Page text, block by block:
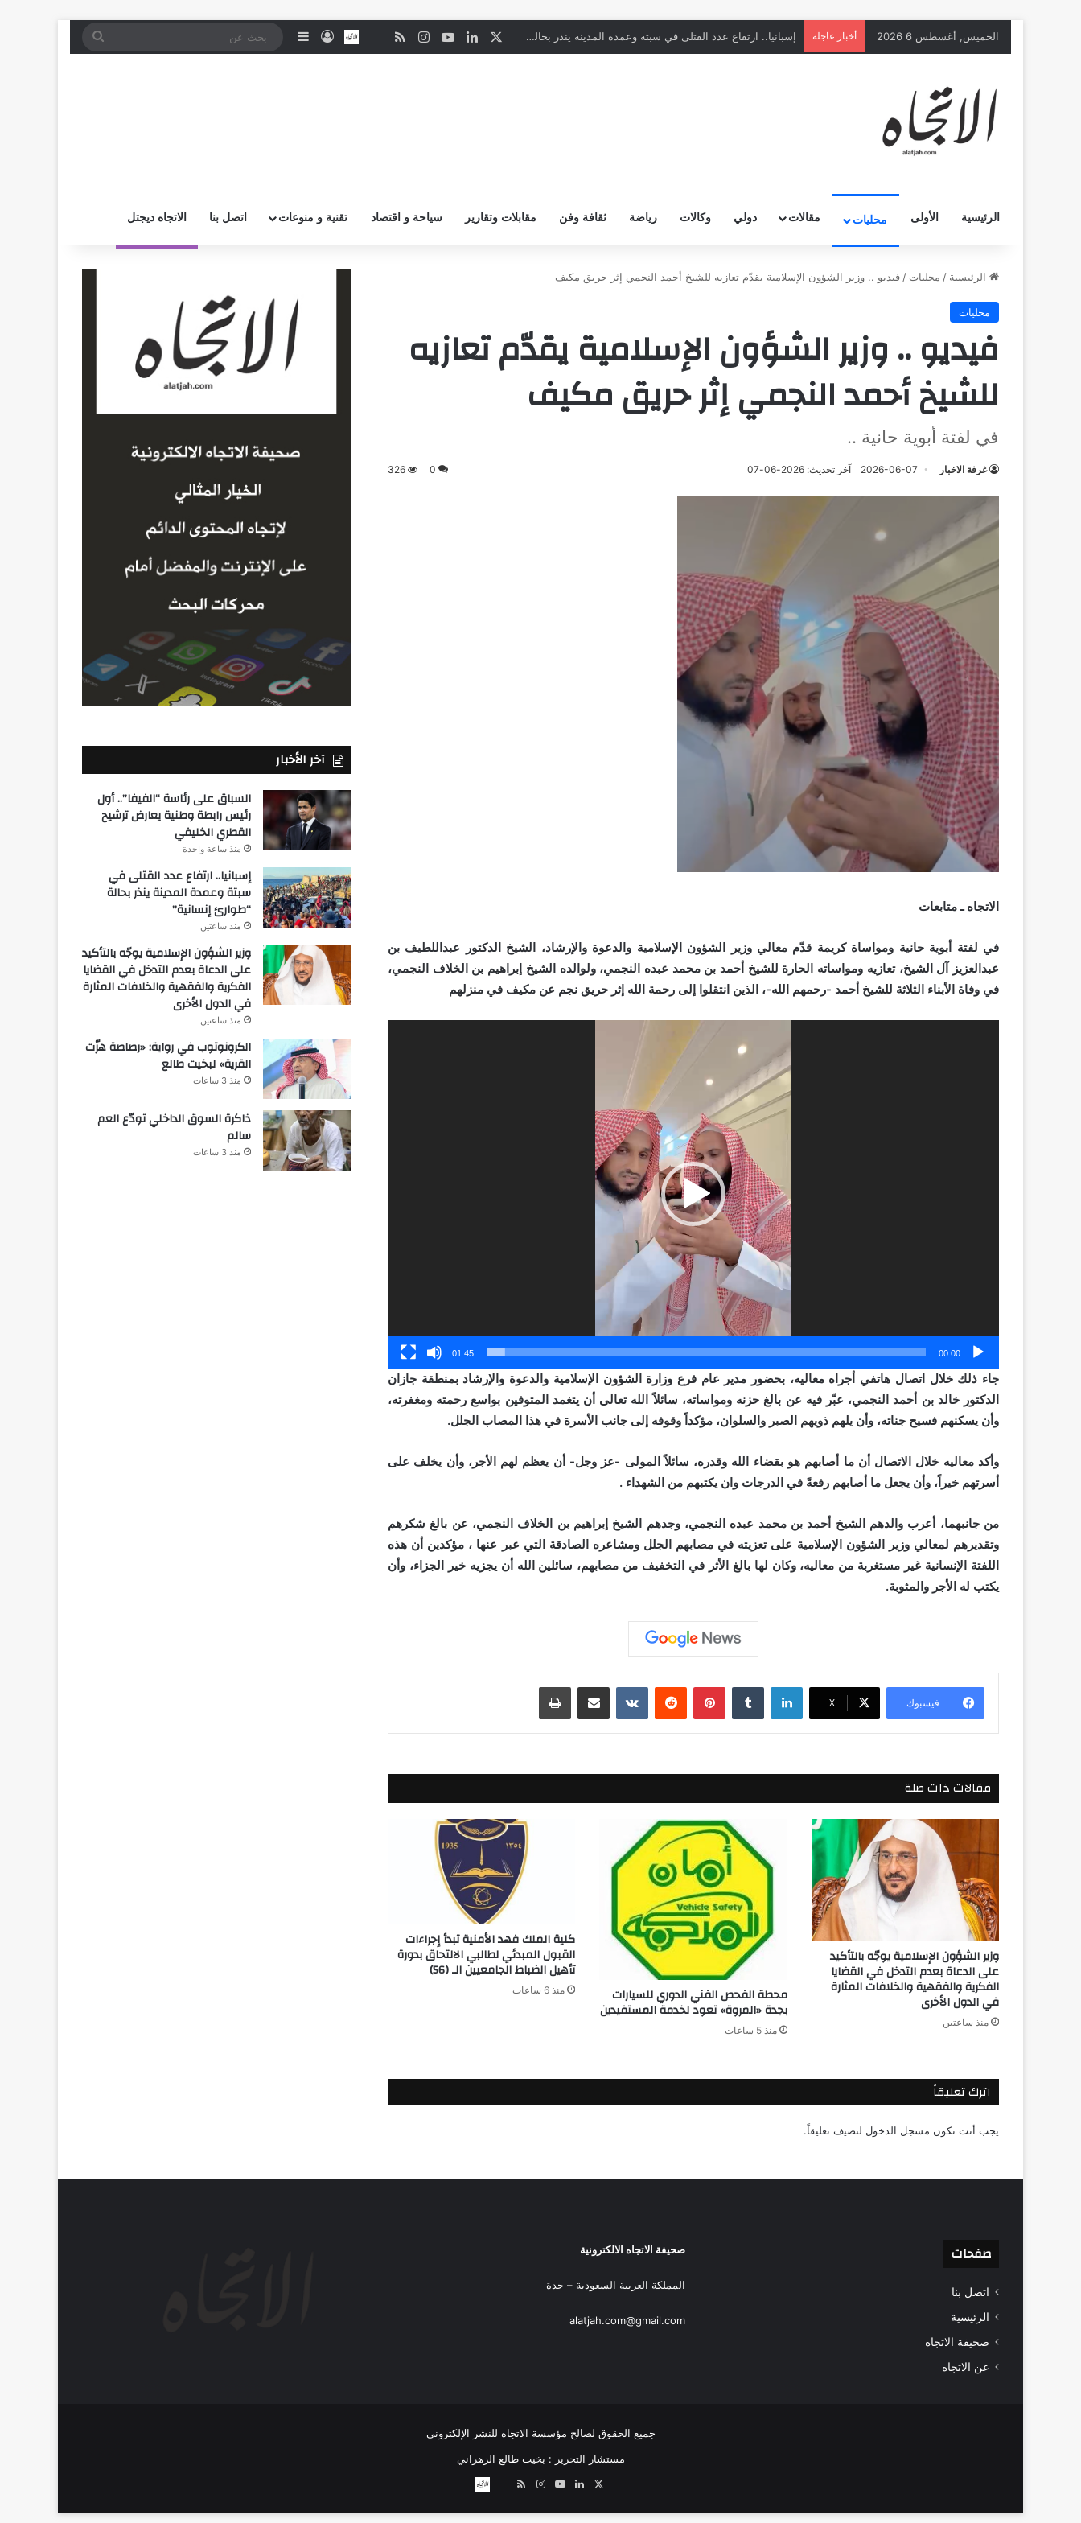
الخميس, أغسطس 6 2026 أخبار عاجلة إسبانيا.. ارتفاع عدد القتلى في سبتة وعمدة المدينة ينذر بحالة “طوارئ إنسانية” لينكدإن‫YouTube
انستقرامملخص الموقع RSS
نبض اتصل بــنـا
تسجيل الدخول
إضافة عمود جانبي
بحث
الرئيسية الأولى محليات مقالات دولي وكالات رياضة ثقافة وفن مقابلات وتقارير سياحة و اقتصاد تقنية و منوعات اتصل بنا الاتجاه ديجتل
الرئيسية / محليات / فيديو .. وزير الشؤون الإسلامية يقدّم تعازيه للشيخ أحمد النجمي إثر حريق مكيف
محليات
فيديو .. وزير الشؤون الإسلامية يقدّم تعازيه
للشيخ أحمد النجمي إثر حريق مكيف
في لفتة أبوية حانية ..
غرفة الاخبار 2026-06-07 آخر تحديث: 2026-06-07 0
326
الاتجاه ـ متابعات
في لفتة أبوية حانية ومواساة كريمة قدّم معالي وزير الشؤون الإسلامية والدعوة والإرشاد، الشيخ الدكتور عبداللطيف بن
عبدالعزيز آل الشيخ، تعازيه ومواساته الحارة للشيخ أحمد بن محمد عبده النجمي، ولوالده الشيخ إبراهيم بن الخلاف النجمي،
في وفاة الأبناء الثلاثة للشيخ أحمد -رحمهم الله-، الذين انتقلوا إلى رحمة الله إثر حريق نجم عن مكيف في منزلهم
00:00
01:45
جاء ذلك خلال اتصال هاتفي أجراه معاليه، بحضور مدير عام فرع وزارة الشؤون الإسلامية والدعوة والإرشاد بمنطقة جازان
الدكتور خالد بن أحمد النجمي، عبّر فيه عن بالغ حزنه ومواساته، سائلاً الله تعالى أن يتغمد المتوفين بواسع رحمته ومغفرته،
وأن يسكنهم فسيح جناته، وأن يلهم ذويهم الصبر والسلوان، مؤكداً وقوفه إلى جانب الأسرة في هذا المصاب الجلل.
وأكد معاليه خلال الاتصال أن ما أصابهم هو بقضاء الله وقدره، سائلاً المولى -عز وجل- أن يعظم لهم الأجر، وأن يخلف على
أسرتهم خيراً، وأن يجعل ما أصابهم رفعةً في الدرجات وان يكتبهم من الشهداء .
من جانبهما، أعرب والدهم الشيخ أحمد بن محمد عبده النجمي، وجدهم الشيخ إبراهيم بن الخلاف النجمي، عن بالغ شكرهم
وتقديرهم لمعالي وزير الشؤون الإسلامية على تعزيته في مصابهم الجلل ومشاعره الصادقة التي عبر عنها ، مؤكدين أن هذه
اللفتة الإنسانية غير مستغربة من معاليه، وكان لها بالغ الأثر في التخفيف من مصابهم، سائلين الله أن يجزيه خير الجزاء، وأن
يكتب له الأجر والمثوبة.
فيسبوك ‫X
لينكدإن بينتيريست مشاركة عبر البريد طباعة
مقالات ذات صلة
وزير الشؤون الإسلامية يوجّه بالتأكيد
على الدعاة بعدم التدخل في القضايا
الفكرية والفقهية والخلافات المثارة
في الدول الأخرى
منذ ساعتين
محطة الفحص الفني الدوري للسيارات
بجدة «المروة» تعود لخدمة المستفيدين
منذ 5 ساعات
كلية الملك فهد الأمنية تبدأ إجراءات
القبول المبدئي لطالبي الالتحاق بدورة
تأهيل الضباط الجامعيين الـ (56)
منذ 6 ساعات
اترك تعليقاً
يجب أنت تكون مسجل الدخول لتضيف تعليقاً.
آخر الأخبار
السباق على رئاسة “الفيفا”.. أول
رئيس رابطة وطنية يعارض ترشيح
القطري الخليفي
منذ ساعة واحدة
إسبانيا.. ارتفاع عدد القتلى في
سبتة وعمدة المدينة ينذر بحالة
“طوارئ إنسانية”
منذ ساعتين
وزير الشؤون الإسلامية يوجّه بالتأكيد
على الدعاة بعدم التدخل في القضايا
الفكرية والفقهية والخلافات المثارة
في الدول الأخرى
منذ ساعتين
الكرونوتوب في رواية: «رصاصة هزّت
القرية» لبخيت طالع
منذ 3 ساعات
ذاكرة السوق الداخلي تودّع العم
سالم
منذ 3 ساعات
صفحات
اتصل بنا
الرئيسية
صحيفة الاتجاه
عن الاتجاه
صحيفة الاتجاه الالكترونية
المملكة العربية السعودية – جدة
alatjah.com@gmail.com
جميع الحقوق لصالح مؤسسة الاتجاه للنشر الإلكتروني
مستشار التحرير : بخيت طالع الزهراني
لينكدإن‫YouTube
انستقرام
ملخص
نبض